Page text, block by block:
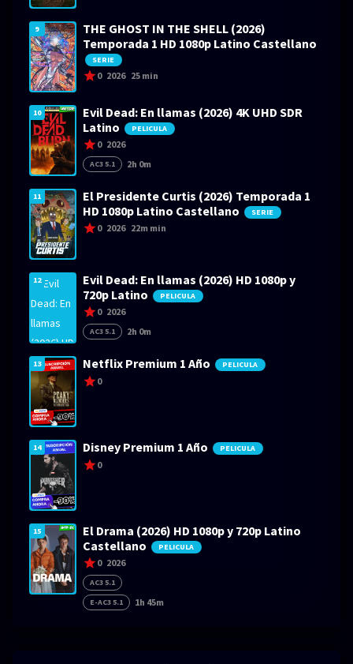
9
THE GHOST IN THE SHELL (2026)
Temporada 1 HD 1080p Latino Castellano
SERIE
0 2026 25 min
10
Evil Dead: En llamas (2026) 4K UHD SDR
Latino
PELICULA
0 2026
AC3 5.1 2h 0m
11
El Presidente Curtis (2026) Temporada 1
HD 1080p Latino Castellano
SERIE
0 2026 22m min
12
Evil Dead: En llamas (2026) HD 1080p y
720p Latino
PELICULA
0 2026
AC3 5.1 2h 0m
13 Netflix Premium 1 Año PELICULA
0
14 Disney Premium 1 Año PELICULA
0
15
El Drama (2026) HD 1080p y 720p Latino
Castellano
PELICULA
0 2026
AC3 5.1
E-AC3 5.1
1h 45m